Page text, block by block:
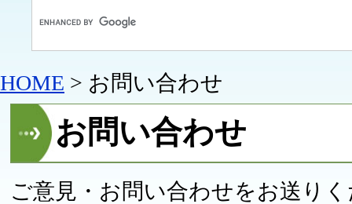
HOME > お問い合わせ
お問い合わせ
ご意見・お問い合わせをお送り